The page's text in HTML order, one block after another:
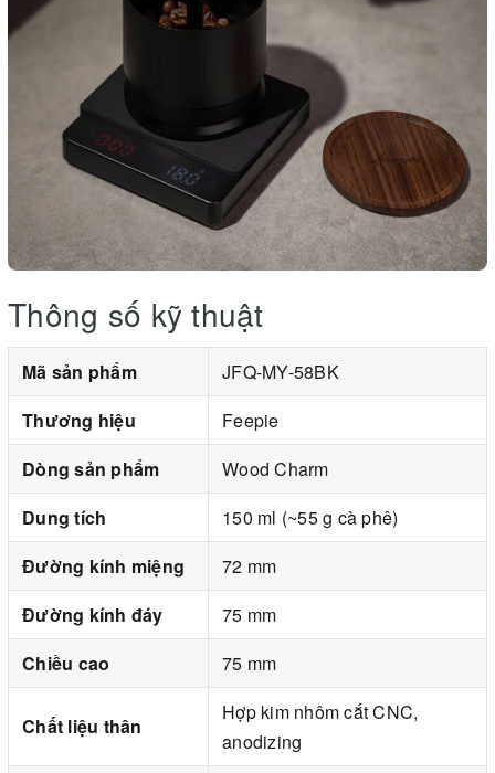
Thông số kỹ thuật
Mã sản phẩm
JFQ-MY-58BK
Thương hiệu
Feepie
Dòng sản phẩm
Wood Charm
Dung tích
150 ml (~55 g cà phê)
Đường kính miệng
72 mm
Đường kính đáy
75 mm
Chiều cao
75 mm
Chất liệu thân
Hợp kim nhôm cắt CNC,
anodizing